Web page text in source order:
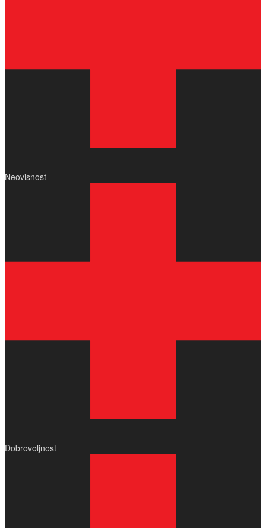
Neovisnost
Dobrovoljnost